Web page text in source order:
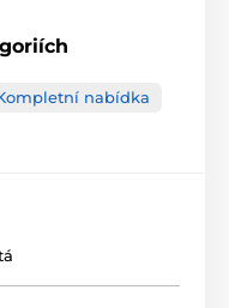
nabídka